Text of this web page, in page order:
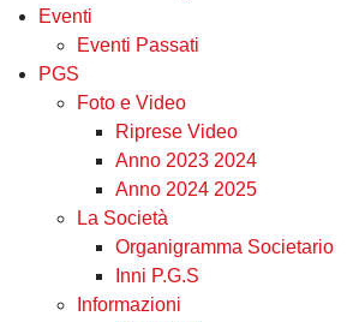
Eventi
Eventi Passati
PGS
Foto e Video
Riprese Video
Anno 2023 2024
Anno 2024 2025
La Società
Organigramma Societario
Inni P.G.S
Informazioni